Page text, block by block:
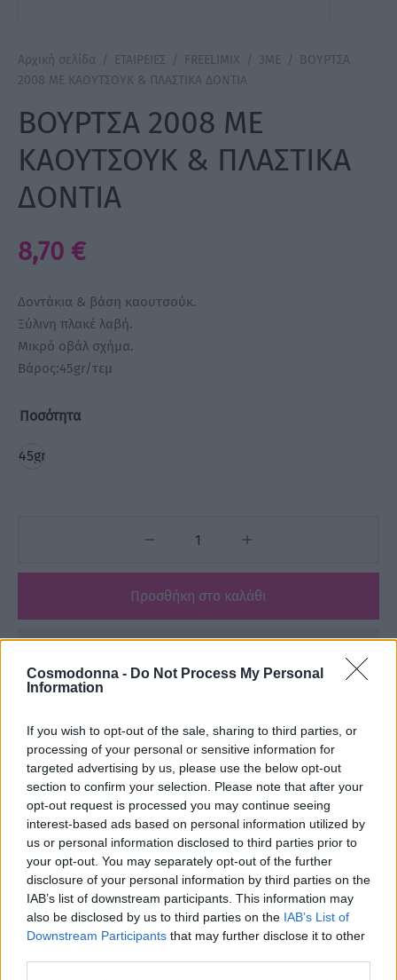
Cosmodonna - Do Not Process My Personal
Information
If you wish to opt-out of the sale, sharing to third parties, or
processing of your personal or sensitive information for
targeted advertising by us, please use the below opt-out
section to confirm your selection. Please note that after your
opt-out request is processed you may continue seeing
interest-based ads based on personal information utilized by
us or personal information disclosed to third parties prior to
your opt-out. You may separately opt-out of the further
disclosure of your personal information by third parties on the
IAB’s list of downstream participants. This information may
also be disclosed by us to third parties on the IAB’s List of
Downstream Participants that may further disclose it to other
Αρχική σελίδα / ΕΤΑΙΡΕΙΕΣ / FREELIMIX / 3ME /
ΒΟΥΡΤΣΑ
2008 ΜΕ ΚΑΟΥΤΣΟΥΚ & ΠΛΑΣΤΙΚΑ ΔΟΝΤΙΑ
ΒΟΥΡΤΣΑ 2008 ΜΕ
ΚΑΟΥΤΣΟΥΚ & ΠΛΑΣΤΙΚΑ
ΔΟΝΤΙΑ
8,70 €
Δοντάκια & βάση καουτσούκ.
Ξύλινη πλακέ λαβή.
Μικρό οβάλ σχήμα.
Βάρος:45gr/τεμ
Ποσότητα
45gr
Προσθήκη στο καλάθι
Add to wishlist
Κατηγορίες:
3ME, FREELIMIX, Αναλώσιμα,
Βούρτσες - Χτένες
ΕΙΔΗ ΚΟΜΜΩΤΗΡΙΟΥ ΕΤΑΙΡΕΙΕΣ
Share
Περιγραφή
Pido
Xanitalia